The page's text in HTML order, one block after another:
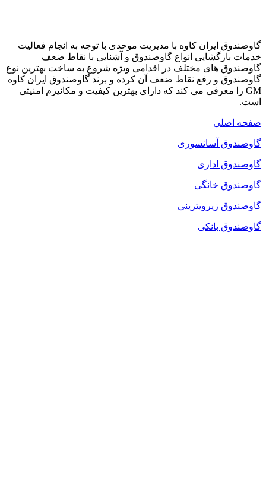
گاوصندوق ایران کاوه با مدیریت موحدی با توجه به انجام فعالیت
خدمات بازگشایی انواع گاوصندوق و آشنایی با نقاط ضعف
گاوصندوق های مختلف در اقدامی ویژه شروع به ساخت بهترین نوع
گاوصندوق و رفع نقاط ضعف آن کرده و برند گاوصندوق ایران کاوه
GM را معرفی می کند که دارای بهترین کیفیت و مکانیزم امنیتی
است.
صفحه اصلی
گاوصندوق آسانسوری
گاوصندوق اداری
گاوصندوق خانگی
گاوصندوق زیرویترینی
گاوصندوق بانکی